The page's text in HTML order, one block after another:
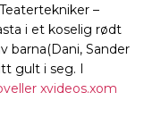
–
i et koselig rødt
barna(Dani, Sander
gult i seg. I
xvideos.xom